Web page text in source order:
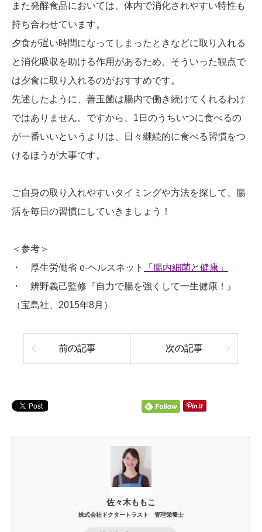
また発酵食品においては、体内で消化されやすい特性も
持ち合わせています。
夕食が遅い時間になってしまったときなどに取り入れる
と消化吸収を助ける作用があるため、そういった観点で
は夕食に取り入れるのがおすすめです。
先述したように、善玉菌は腸内で働き続けてくれるわけ
ではありません。ですから、1日のうちいつに食べるの
が一番いいというよりは、日々継続的に食べる習慣をつ
けるほうが大事です。
ご自身の取り入れやすいタイミングや方法を探して、腸
活を毎日の習慣にしていきましょう！
＜参考＞
・ 厚生労働省 e-ヘルスネット
「腸内細菌と健康」
・ 辨野義己監修『自力で腸を強くして一生健康！』
（宝島社、2015年8月）
前の記事 次の記事
佐々木ももこ
株式会社ドクタートラスト 管理栄養士